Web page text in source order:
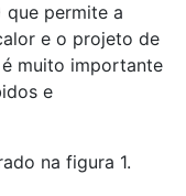
que permite a
e o projeto de
muito importante
e
na figura 1.